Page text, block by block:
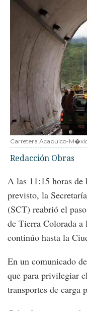
Carretera Acapulco-
Redacción Obras
A las 11:15 horas de
previsto, la
(SCT) reabrió el
de Tierra Colorada a
continúo hasta la
En un comunicado
que para privilegiar
transportes de carga